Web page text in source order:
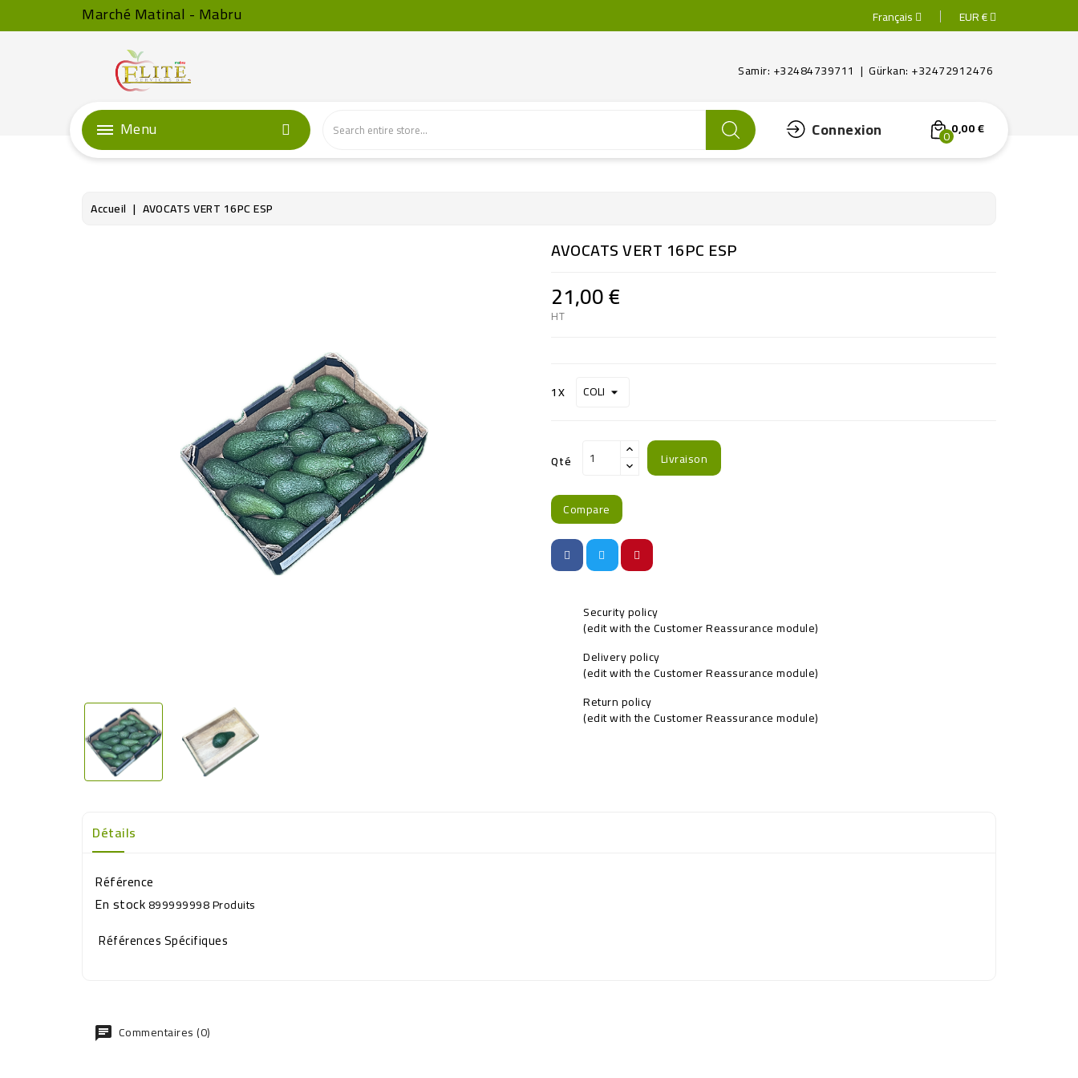
Marché Matinal - Mabru Français EUR €
Samir: +32484739711 | Gürkan: +32472912476
Menu Connexion 00,00 €
Accueil AVOCATS VERT 16PC ESP
AVOCATS VERT 16PC ESP
21,00 €
HT
1X
Qté Livraison
Compare
Security policy
(edit with the Customer Reassurance module)
Delivery policy
(edit with the Customer Reassurance module)
Return policy
(edit with the Customer Reassurance module)
Détails
Référence
En stock899999998 Produits
Références Spécifiques
Commentaires (0)